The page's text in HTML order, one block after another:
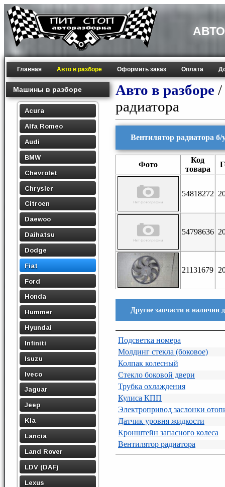
Главная Авто в разборе Оформить заказ Оплата
Машины в разборе
Acura
Alfa Romeo
Audi
BMW
Chevrolet
Chrysler
Citroen
Daewoo
Daihatsu
Dodge
Fiat
Ford
Honda
Hummer
Hyundai
Infiniti
Isuzu
Iveco
Jaguar
Jeep
Kia
Lancia
Land Rover
LDV (DAF)
Lexus
Авто в разборе /
радиатора
Вентилятор радиатора б/
Фото
Код
товара
54818272
54798636
21131679
Другие запчасти в наличии
Подсветка номера
Молдинг стекла (боковое)
Колпак колесный
Стекло боковой двери
Трубка охлаждения
Кулиса КПП
Электропривод заслонки
Датчик уровня жидкости
Кронштейн запасного колеса
Вентилятор радиатора